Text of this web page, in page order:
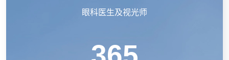
眼科医生及视光师